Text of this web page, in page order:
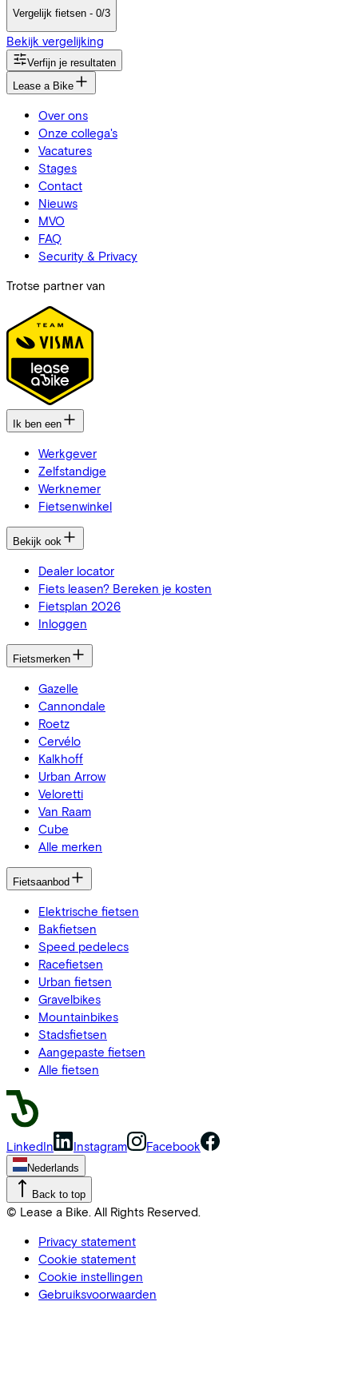
Vergelijk fietsen - 0/3
Bekijk vergelijking
Verfijn je resultaten
Lease a Bike
Over ons
Onze collega's
Vacatures
Stages
Contact
Nieuws
MVO
FAQ
Security & Privacy
Trotse partner van
Ik ben een
Werkgever
Zelfstandige
Werknemer
Fietsenwinkel
Bekijk ook
Dealer locator
Fiets leasen? Bereken je kosten
Fietsplan 2026
Inloggen
Fietsmerken
Gazelle
Cannondale
Roetz
Cervélo
Kalkhoff
Urban Arrow
Veloretti
Van Raam
Cube
Alle merken
Fietsaanbod
Elektrische fietsen
Bakfietsen
Speed pedelecs
Racefietsen
Urban fietsen
Gravelbikes
Mountainbikes
Stadsfietsen
Aangepaste fietsen
Alle fietsen
LinkedIn Instagram Facebook
Nederlands
Back to top
© Lease a Bike. All Rights Reserved.
Privacy statement
Cookie statement
Cookie instellingen
Gebruiksvoorwaarden